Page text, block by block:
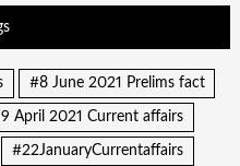
#8 June 2021 Prelims fact
April 2021 Current affairs
#22JanuaryCurrentaffairs